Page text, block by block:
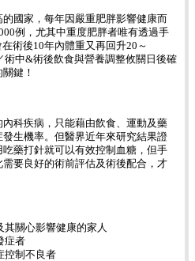
國家，每年因嚴重肥胖影響健康而
例，尤其中重度肥胖者唯有透過手
術後10年內體重又再回升20～
術中&術後飲食與營養調整攸關日後確
鍵！
科疾病，只能藉由飲食、運動及藥
生機率。但醫界近年來研究結果證
藥打針就可以有效控制血糖，但手
要良好的術前評估及術後配合，才
關心影響健康的家人
症者
控制不良者